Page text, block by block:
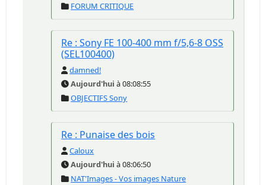
FORUM CRITIQUE
Re : Sony FE 100-400 mm f/5,6-8 OSS
(SEL100400)
damned!
Aujourd'hui à 08:08:55
OBJECTIFS Sony
Re : Punaise des bois
Caloux
Aujourd'hui à 08:06:50
NAT'Images - Vos images Nature